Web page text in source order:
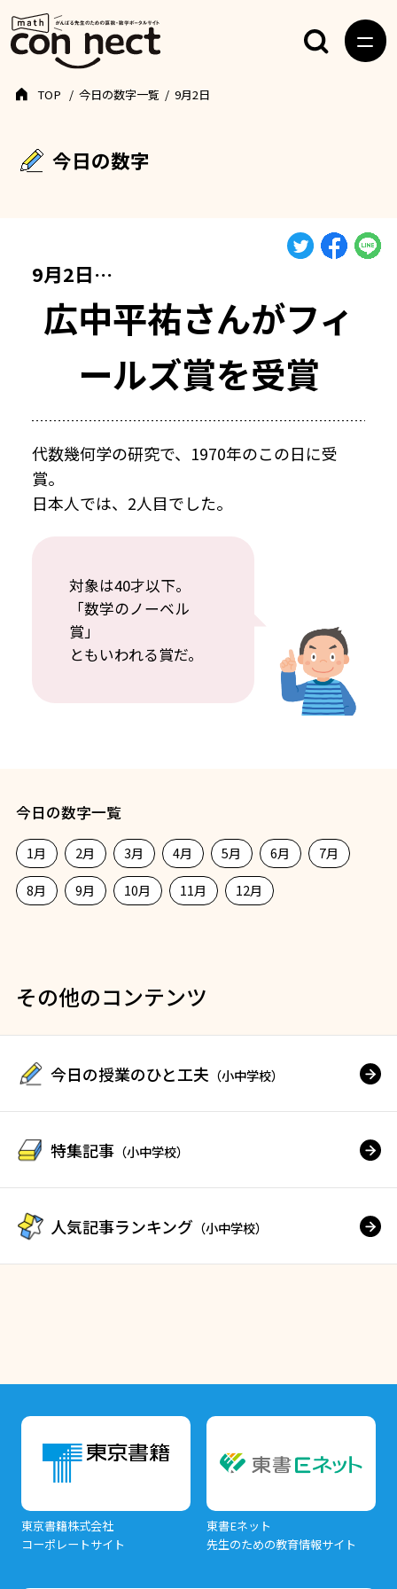
今日の数字
TOP 今日の数字一覧 9月2日
9月2日…
広中平祐さんがフィ
ールズ賞を受賞
代数幾何学の研究で、1970年のこの日に受
賞。
日本人では、2人目でした。
対象は40才以下。
「数学のノーベル
賞」
ともいわれる賞だ。
今日の数字一覧
1月 2月 3月 4月 5月 6月
7月
8月
9月 10月 11月 12月
その他のコンテンツ
今日の授業のひと工夫 （小中学校）
特集記事 （小中学校）
人気記事ランキング （小中学校）
東京書籍株式会社
コーポレートサイト
東書Eネット
先生のための教育情報サイト